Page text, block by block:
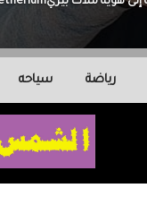
رياضة سياحه